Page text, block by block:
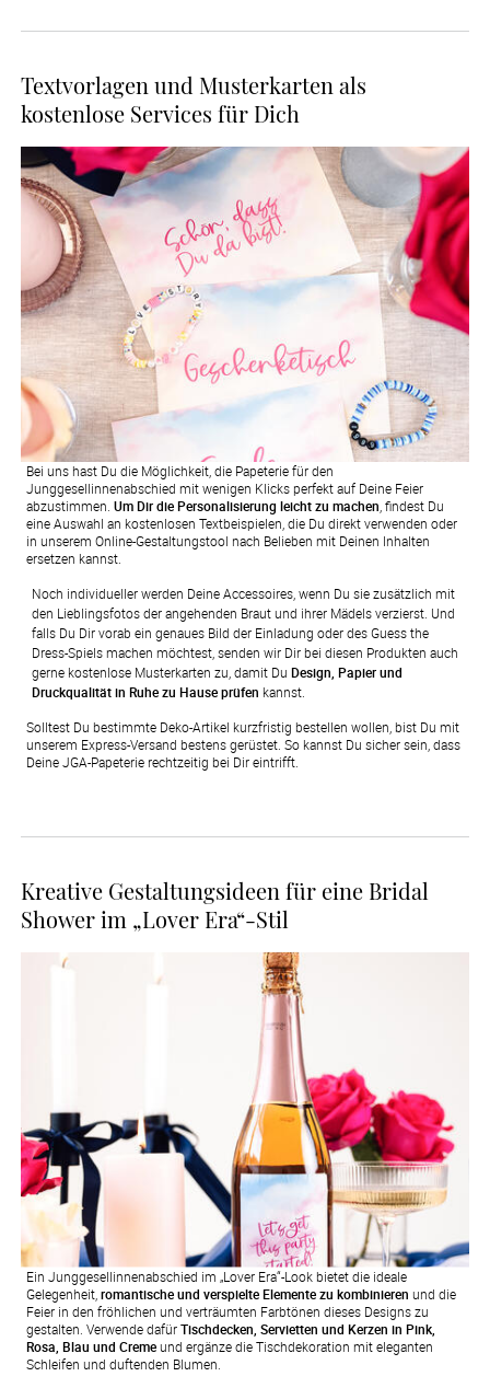
Textvorlagen und Musterkarten als
kostenlose Services für Dich
Bei uns hast Du die Möglichkeit, die Papeterie für den
Junggesellinnenabschied mit wenigen Klicks perfekt auf Deine Feier
abzustimmen. Um Dir die Personalisierung leicht zu machen , findest Du
eine Auswahl an kostenlosen Textbeispielen, die Du direkt verwenden oder
in unserem Online-Gestaltungstool nach Belieben mit Deinen Inhalten
ersetzen kannst.
Noch individueller werden Deine Accessoires, wenn Du sie zusätzlich mit
den Lieblingsfotos der angehenden Braut und ihrer Mädels verzierst. Und
falls Du Dir vorab ein genaues Bild der Einladung oder des Guess the
Dress-Spiels machen möchtest, senden wir Dir bei diesen Produkten auch
gerne kostenlose Musterkarten zu, damit Du Design, Papier und
Druckqualität in Ruhe zu Hause prüfen kannst.
Solltest Du bestimmte Deko-Artikel kurzfristig bestellen wollen, bist Du mit
unserem Express-Versand bestens gerüstet. So kannst Du sicher sein, dass
Deine JGA-Papeterie rechtzeitig bei Dir eintrifft.
Kreative Gestaltungsideen für eine Bridal
Shower im „Lover Era“-Stil
Ein Junggesellinnenabschied im „Lover Era“-Look bietet die ideale
Gelegenheit, romantische und verspielte Elemente zu kombinieren und die
Feier in den fröhlichen und verträumten Farbtönen dieses Designs zu
gestalten. Verwende dafürTischdecken, Servietten und Kerzen in Pink,
Rosa, Blau und Cremeund ergänze die Tischdekoration mit eleganten
Schleifen und duftenden Blumen.